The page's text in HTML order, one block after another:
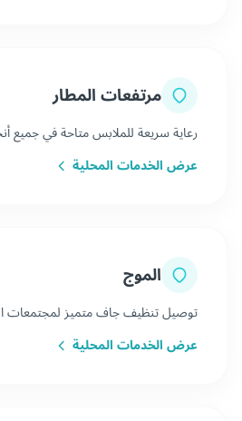
مرتفعات المطار
رعاية سريعة للملابس متاحة في جميع
عرض الخدمات المحلية
الموج
توصيل تنظيف جاف متميز لمجتمعات
عرض الخدمات المحلية